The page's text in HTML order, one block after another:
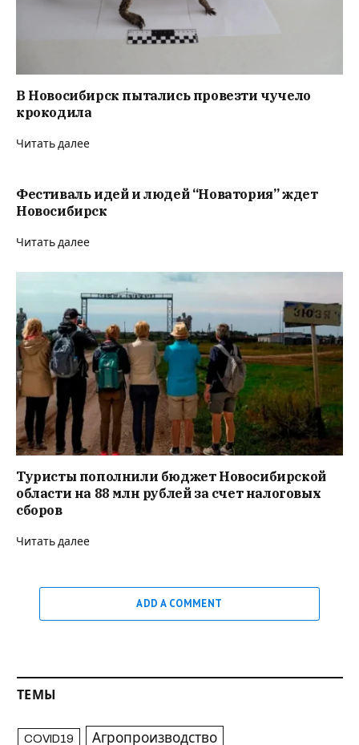
В Новосибирск пытались провезти чучело
крокодила
Читать далее
Фестиваль идей и людей “Новатория” ждет
Новосибирск
Читать далее
Туристы пополнили бюджет Новосибирской
области на 88 млн рублей за счет налоговых
сборов
Читать далее
ADD A COMMENT
ТЕМЫ
COVID19 Агропроизводство